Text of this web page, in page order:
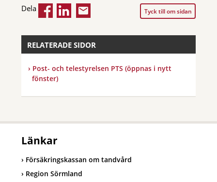
Dela Tyck till om sidan
RELATERADE SIDOR
Post- och telestyrelsen PTS (öppnas i nytt
fönster)
Länkar
Försäkringskassan om tandvård
Region Sörmland